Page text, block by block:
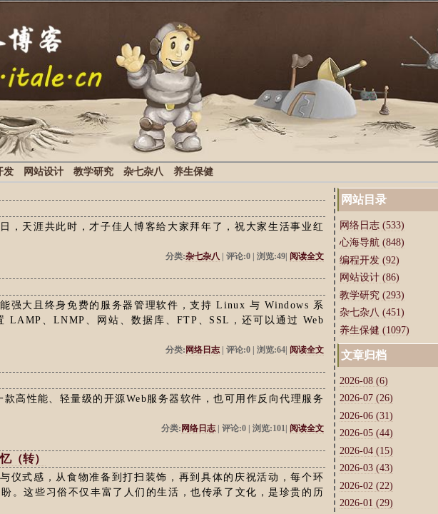
发 网站设计 教学研究 杂七杂八 养生保健
，天涯共此时，才子佳人博客给大家拜年了，祝大家生活事业红
分类:杂七杂八 | 评论:0 | 浏览:49| 阅读全文
强大且终身免费的服务器管理软件，支持 Linux 与 Windows 系
LAMP、LNMP、网站、数据库、FTP、SSL，还可以通过 Web
分类: 网络日志 | 评论:0 | 浏览:64| 阅读全文
高性能、轻量级的开源Web服务器软件，也可用作反向代理服务
分类: 网络日志 | 评论:0 | 浏览:101| 阅读全文
（转）
仪式感，从食物准备到打扫装饰，再到具体的庆祝活动，每个环
。这些习俗不仅丰富了人们的生活，也传承了文化，是珍贵的历
网站目录
网络日志 (533)
心海导航 (848)
编程开发 (92)
网站设计 (86)
教学研究 (293)
杂七杂八 (451)
养生保健 (1097)
文章归档
2026-08 (6)
2026-07 (26)
2026-06 (31)
2026-05 (44)
2026-04 (15)
2026-03 (43)
2026-02 (22)
2026-01 (29)